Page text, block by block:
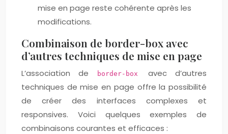
mise en page reste cohérente après les
modifications.
Combinaison de border-box avec
d’autres techniques de mise en page
L’association de border-box avec d’autres
techniques de mise en page offre la possibilité
de créer des interfaces complexes et
responsives. Voici quelques exemples de
combinaisons courantes et efficaces :